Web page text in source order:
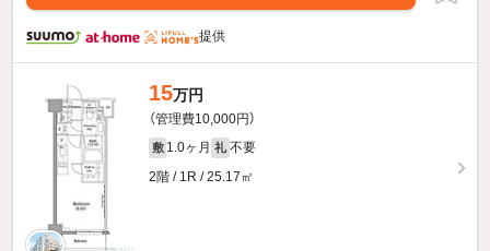
提供
15万円
（管理費10,000円）
敷 1.0ヶ月 礼 不要
2階 / 1R / 25.17㎡